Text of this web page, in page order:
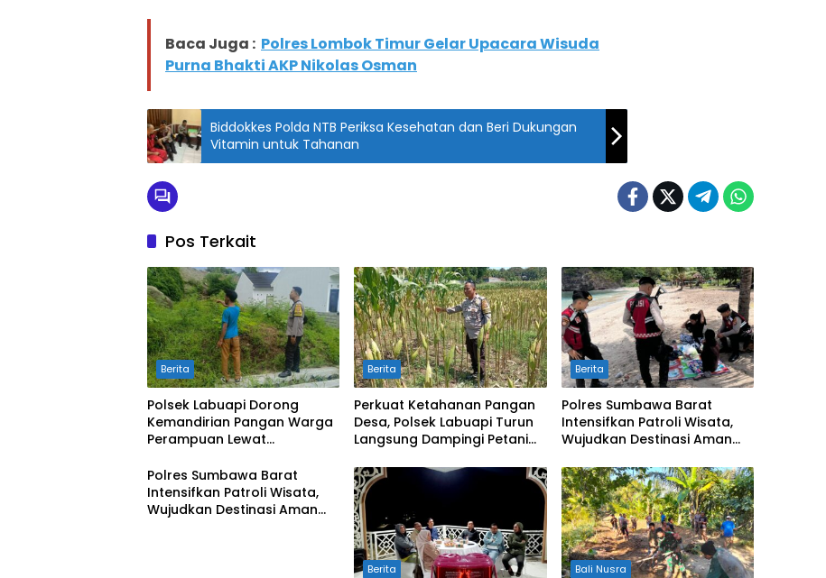
Baca Juga : Polres Lombok Timur Gelar Upacara Wisuda
Purna Bhakti AKP Nikolas Osman
Biddokkes Polda NTB Periksa Kesehatan dan Beri Dukungan
Vitamin untuk Tahanan
Pos Terkait
Berita
Polsek Labuapi Dorong
Kemandirian Pangan Warga
Perampuan Lewat
Rumah
Berita
Perkuat Ketahanan Pangan
Desa, Polsek Labuapi Turun
Langsung Dampingi Petani
Berita
Polres Sumbawa Barat
Intensifkan Patroli Wisata,
Wujudkan Destinasi Aman
Masyarakat
Polres Sumbawa Barat
Intensifkan Patroli Wisata,
Wujudkan Destinasi Aman
Berita Bali Nusra